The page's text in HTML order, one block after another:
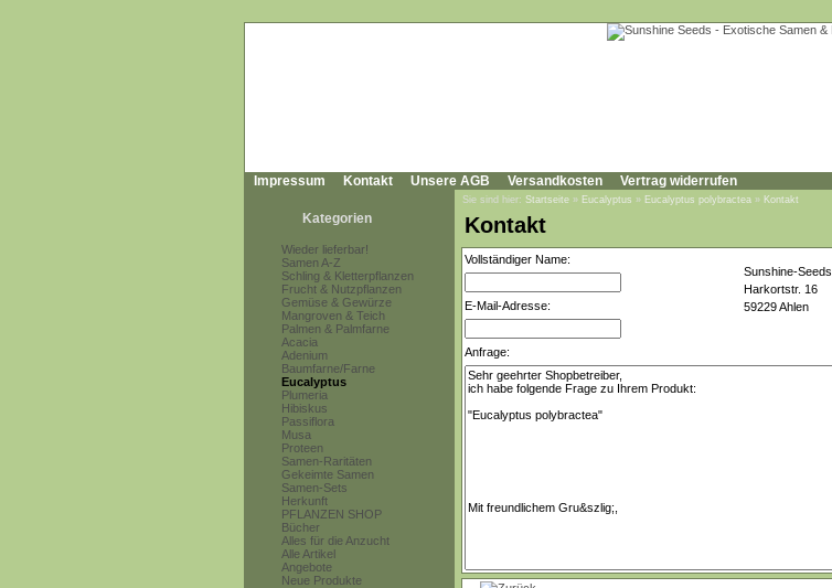
Impressum Kontakt Unsere AGB Versandkosten Vertrag widerrufen
Kategorien
Wieder lieferbar!
Samen A-Z
Schling & Kletterpflanzen
Frucht & Nutzpflanzen
Gemüse & Gewürze
Mangroven & Teich
Palmen & Palmfarne
Acacia
Adenium
Baumfarne/Farne
Eucalyptus
Plumeria
Hibiskus
Passiflora
Musa
Proteen
Samen-Raritäten
Gekeimte Samen
Samen-Sets
Herkunft
PFLANZEN SHOP
Bücher
Alles für die Anzucht
Alle Artikel
Angebote
Neue Produkte
Sie sind hier: Startseite » Eucalyptus » Eucalyptus polybractea » Kontakt
Kontakt
Vollständiger Name:
Sunshine-Seeds
Harkortstr. 16
59229 Ahlen
E-Mail-Adresse:
Anfrage: